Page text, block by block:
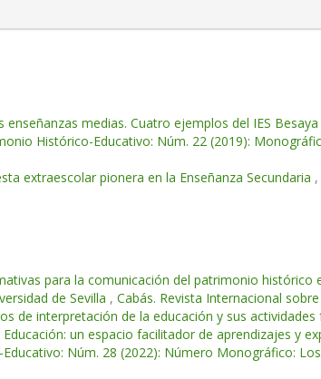
medias. Cuatro ejemplos del IES
Histórico-Educativo: Núm. 22 (2019):
extraescolar pionera en la Enseñanza Secundaria ,
para la comunicación del patrimonio histórico
de Sevilla , Cabás. Revista Internacional
de interpretación de la educación y sus
un espacio facilitador de aprendizajes y
Núm. 28 (2022): Número Monográfico: